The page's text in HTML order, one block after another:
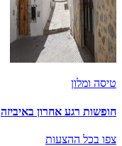
טיסה ומלון
חופשות רגע אחרון באיביזה
צפו בכל ההצעות